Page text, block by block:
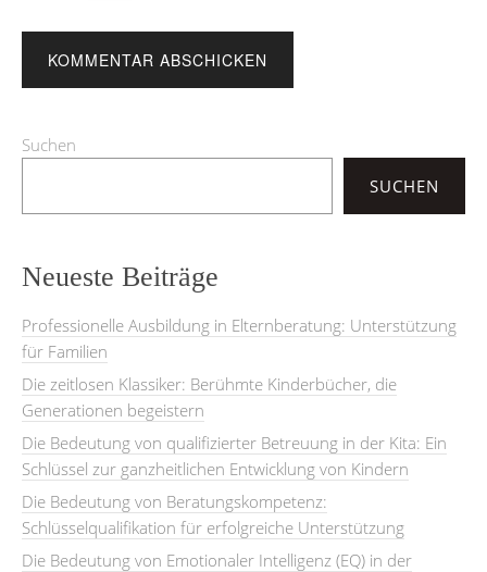
Suchen
SUCHEN
Neueste Beiträge
Professionelle Ausbildung in Elternberatung: Unterstützung
für Familien
Die zeitlosen Klassiker: Berühmte Kinderbücher, die
Generationen begeistern
Die Bedeutung von qualifizierter Betreuung in der Kita: Ein
Schlüssel zur ganzheitlichen Entwicklung von Kindern
Die Bedeutung von Beratungskompetenz:
Schlüsselqualifikation für erfolgreiche Unterstützung
Die Bedeutung von Emotionaler Intelligenz (EQ) in der